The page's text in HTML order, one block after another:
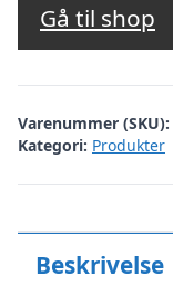
Gå til shop
Varenummer (SKU):
Kategori: Produkter
Beskrivelse